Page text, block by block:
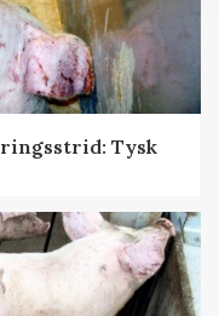
Tysk